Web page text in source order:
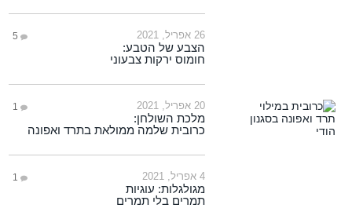
26 אפריל, 2021 5
הצבע של הטבע:
חומוס ירקות צבעוני
20 אפריל, 2021 1
מלכת השולחן:
כרובית שלמה ממולאת בתרד ואפונה
4 אפריל, 2021 1
מגולגלות: עוגיות
תמרים בלי תמרים